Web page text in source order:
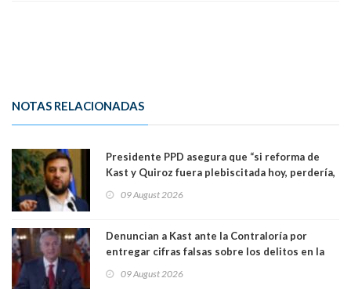
NOTAS RELACIONADAS
Presidente PPD asegura que “si reforma de
Kast y Quiroz fuera plebiscitada hoy, perdería,
a favor de la oposición, sería una victoria de la
09 August 2026
Denuncian a Kast ante la Contraloría por
entregar cifras falsas sobre los delitos en la
09 August 2026